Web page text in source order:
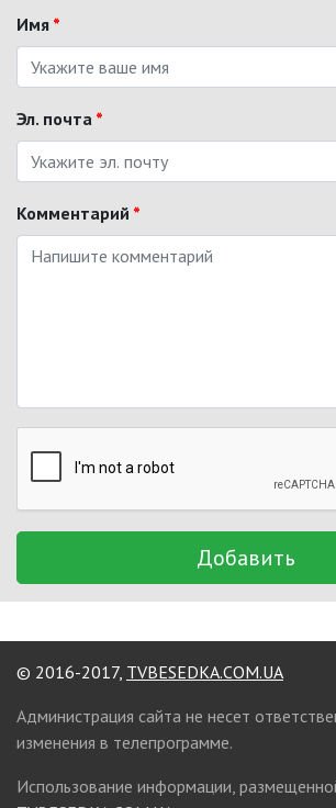
Имя *
Эл. почта *
Комментарий *
Добавить
© 2016-2017, TVBESEDKA.COM.UA
Администрация сайта не несет
изменения в телепрограмме.
Использование информации,